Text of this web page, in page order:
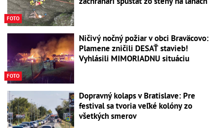
FOTO
FOTO
Ničivý nočný požiar v obci Braväcovo:
Plamene zničili DESAŤ stavieb!
Vyhlásili MIMORIADNU situáciu
Dopravný kolaps v Bratislave: Pre
festival sa tvoria veľké kolóny zo
všetkých smerov